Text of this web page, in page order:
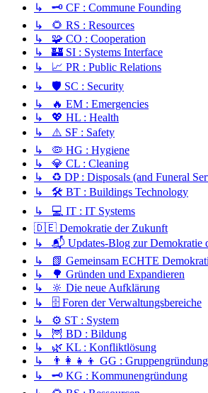
↳ 🗝️ CF : Commune Founding
↳ 🌻 RS : Resources
↳ 🧩 CO : Cooperation
↳ 🏰 SI : Systems Interface
↳ 📈 PR : Public Relations
↳ 🛡️ SC : Security
↳ 🔥 EM : Emergencies
↳ 💖 HL : Health
↳ ⚠️ SF : Safety
↳ 🦠 HG : Hygiene
↳ 💎 CL : Cleaning
↳ ♻️ DP : Disposals (and Funeral
↳ 🛠️ BT : Buildings Technology
↳ 💻 IT : IT Systems
🇩🇪 Demokratie der Zukunft
↳ 📬 Updates-Blog zur Demokratie
↳ 📗 Gemeinsam ECHTE
↳ 🌳 Gründen und Expandieren
↳ 🔆 Die neue Aufklärung
↳ 🗄️ Foren der Verwaltungsbereiche
↳ ⚙️ ST : System
↳ 🦉 BD : Bildung
↳ 🌿 KL : Konfliktlösung
↳ 👨‍👩‍👧‍👦 GG : Gruppengründung
↳ 🗝️ KG : Kommunengründung